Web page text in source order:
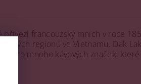
francouzský mnich v roce
regionů ve Vietnamu. Dak
pro mnoho kávových značek,